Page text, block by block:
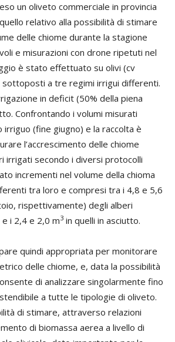
un oliveto commerciale in provincia
relativo alla possibilità di stimare
delle chiome durante la stagione
e misurazioni con drone ripetuti nel
è stato effettuato su olivi (cv
sottoposti a tre regimi irrigui differenti.
in deficit (50% della piena
Confrontando i volumi misurati
irriguo (fine giugno) e la raccolta è
l’accrescimento delle chiome
irrigati secondo i diversi protocolli
incrementi nel volume della chioma
tra loro e compresi tra i 4,8 e 5,6
rispettivamente) degli alberi
i 2,4 e 2,0 m3 in quelli in asciutto.
quindi appropriata per monitorare
delle chiome, e, data la possibilità
di analizzare singolarmente fino
a tutte le tipologie di oliveto.
di stimare, attraverso relazioni
di biomassa aerea a livello di